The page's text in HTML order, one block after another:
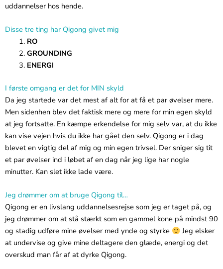
uddannelser hos hende.
Disse tre ting har Qigong givet mig
RO
GROUNDING
ENERGI
I første omgang er det for MIN skyld
Da jeg startede var det mest af alt for at få et par øvelser mere.
Men sidenhen blev det faktisk mere og mere for min egen skyld
at jeg fortsatte. En kæmpe erkendelse for mig selv var, at du ikke
kan vise vejen hvis du ikke har gået den selv. Qigong er i dag
blevet en vigtig del af mig og min egen trivsel. Der sniger sig tit
et par øvelser ind i løbet af en dag når jeg lige har nogle
minutter. Kan slet ikke lade være.
Jeg drømmer om at bruge Qigong til…
Qigong er en livslang uddannelsesrejse som jeg er taget på, og
jeg drømmer om at stå stærkt som en gammel kone på mindst 90
og stadig udføre mine øvelser med ynde og styrke
Jeg elsker
at undervise og give mine deltagere den glæde, energi og det
overskud man får af at dyrke Qigong.